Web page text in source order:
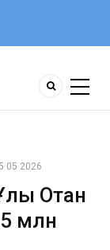
05 2026
Отан
млн